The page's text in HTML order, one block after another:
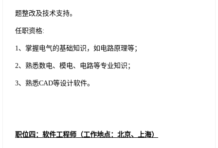
题整改及技术支持。
任职资格:
1、掌握电气的基础知识，如电路原理等；
2、熟悉数电、模电、电路等专业知识；
3、熟悉CAD等设计软件。
职位四：软件工程师（工作地点：北京、上海）